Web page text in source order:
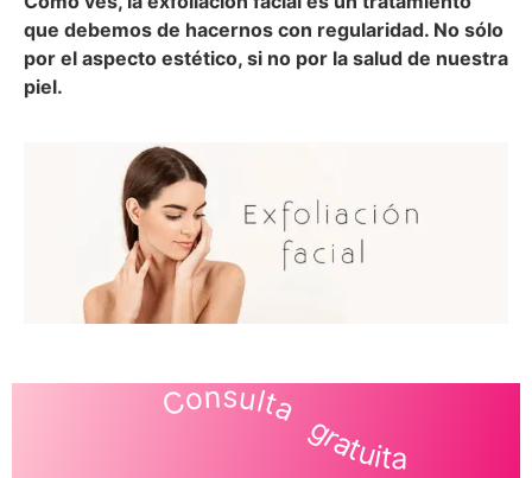
que debemos de hacernos con regularidad. No sólo
por el aspecto estético, si no por la salud de nuestra
piel.
Consulta gratuita